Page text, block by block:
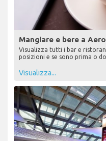
Mangiare e bere a
Visualizza tutti i bar e
posizioni e se sono prima o
Visualizza...